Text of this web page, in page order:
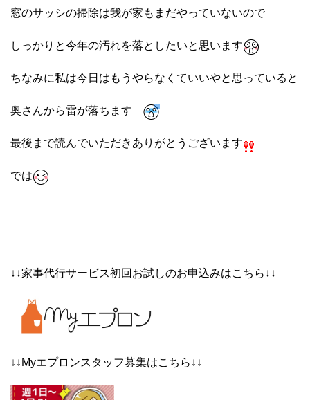
窓のサッシの掃除は我が家もまだやっていないので
しっかりと今年の汚れを落としたいと思います
ちなみに私は今日はもうやらなくていいやと思っていると
奥さんから雷が落ちます
最後まで読んでいただきありがとうございます
では
↓↓家事代行サービス初回お試しのお申込みはこちら↓↓
↓↓Myエプロンスタッフ募集はこちら↓↓